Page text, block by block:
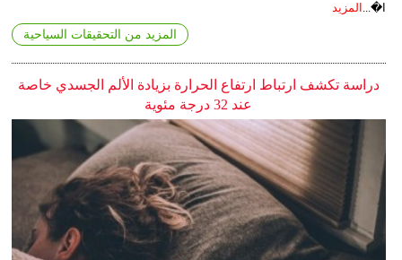
ا�... المزيد
المزيد من التحقيقات السياحية
دراسة تكشف ارتباط ارتفاع الحرارة بزيادة الألم الجسدي خاصة
عند 32 درجة مئوية